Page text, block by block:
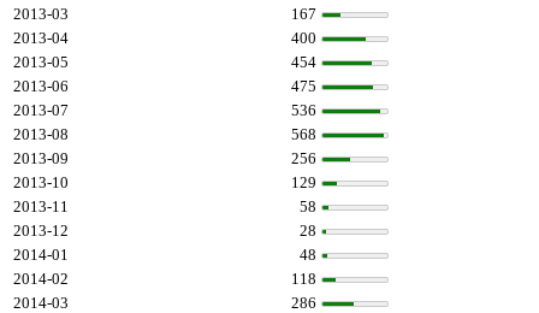
2013-03
167
2013-04
400
2013-05
454
2013-06
475
2013-07
536
2013-08
568
2013-09
256
2013-10
129
2013-11
58
2013-12
28
2014-01
48
2014-02
118
2014-03
286